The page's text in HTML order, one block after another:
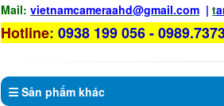
Mail: vietnamcameraahd@gmail.com | t
Hotline: 0938 199 056 -
Sản phẩm khác